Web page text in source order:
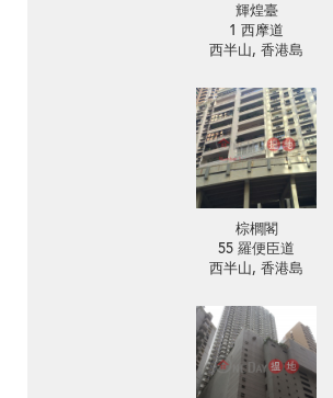
輝煌臺
1 西摩道
西半山, 香港島
棕櫚閣
55 羅便臣道
西半山, 香港島